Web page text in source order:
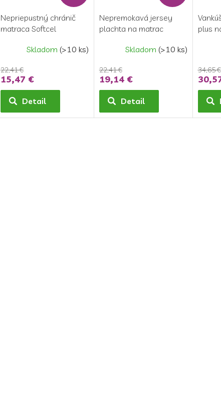
Nepriepustný chránič
matraca Softcel
Skladom (>10 ks)
22,41 €
15,47 €
Detail
Nepremokavá jersey
plachta na matrac
Skladom (>10 ks)
22,41 €
19,14 €
Detail
plus
34,65 €